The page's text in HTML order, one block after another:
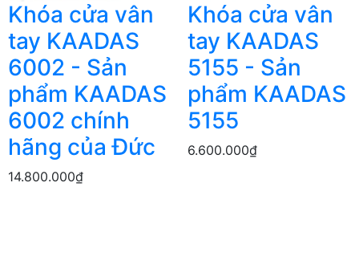
Khóa cửa vân
tay KAADAS
6002 - Sản
phẩm KAADAS
6002 chính
hãng của Đức
14.800.000₫
Khóa cửa vân
tay KAADAS
5155 - Sản
phẩm KAADAS
5155
6.600.000₫